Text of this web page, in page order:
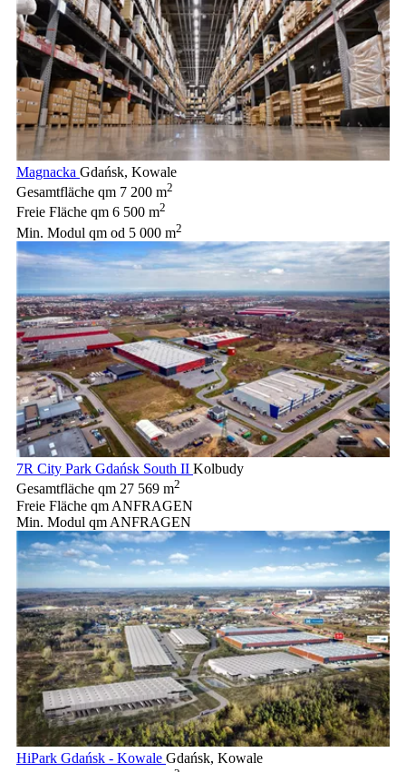
Magnacka Gdańsk, Kowale
Gesamtfläche qm 7 200 m2
Freie Fläche qm 6 500 m2
Min. Modul qm od 5 000 m2
7R City Park Gdańsk South II Kolbudy
Gesamtfläche qm 27 569 m2
Freie Fläche qm ANFRAGEN
Min. Modul qm ANFRAGEN
HiPark Gdańsk - Kowale Gdańsk, Kowale